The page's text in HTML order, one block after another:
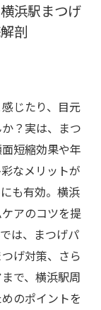
浜駅まつげ
剖
じたり、目元
？実は、まつ
短縮効果や年
なメリットが
も有効。横浜
アのコツを提
は、まつげパ
げ対策、さら
で、横浜駅周
のポイントを